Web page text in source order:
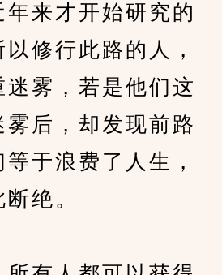
来才开始研究的
修行此路的人，
雾，若是他们这
后，却发现前路
于浪费了人生，
绝。